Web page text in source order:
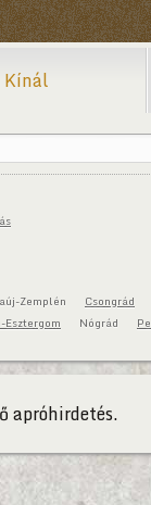
Kínál
Zemplén
Csongrád
Esztergom Nógrád
apróhirdetés.